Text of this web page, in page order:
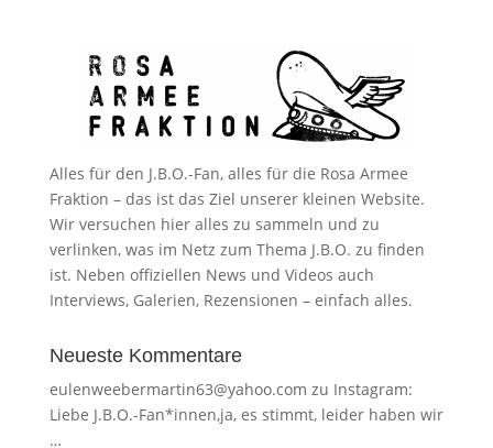
Alles für den J.B.O.-Fan, alles für die Rosa Armee
Fraktion – das ist das Ziel unserer kleinen Website.
Wir versuchen hier alles zu sammeln und zu
verlinken, was im Netz zum Thema J.B.O. zu finden
ist. Neben offiziellen News und Videos auch
Interviews, Galerien, Rezensionen – einfach alles.
Neueste Kommentare
eulenweebermartin63@yahoo.com zu Instagram:
Liebe J.B.O.-Fan*innen,ja, es stimmt, leider haben wir
…